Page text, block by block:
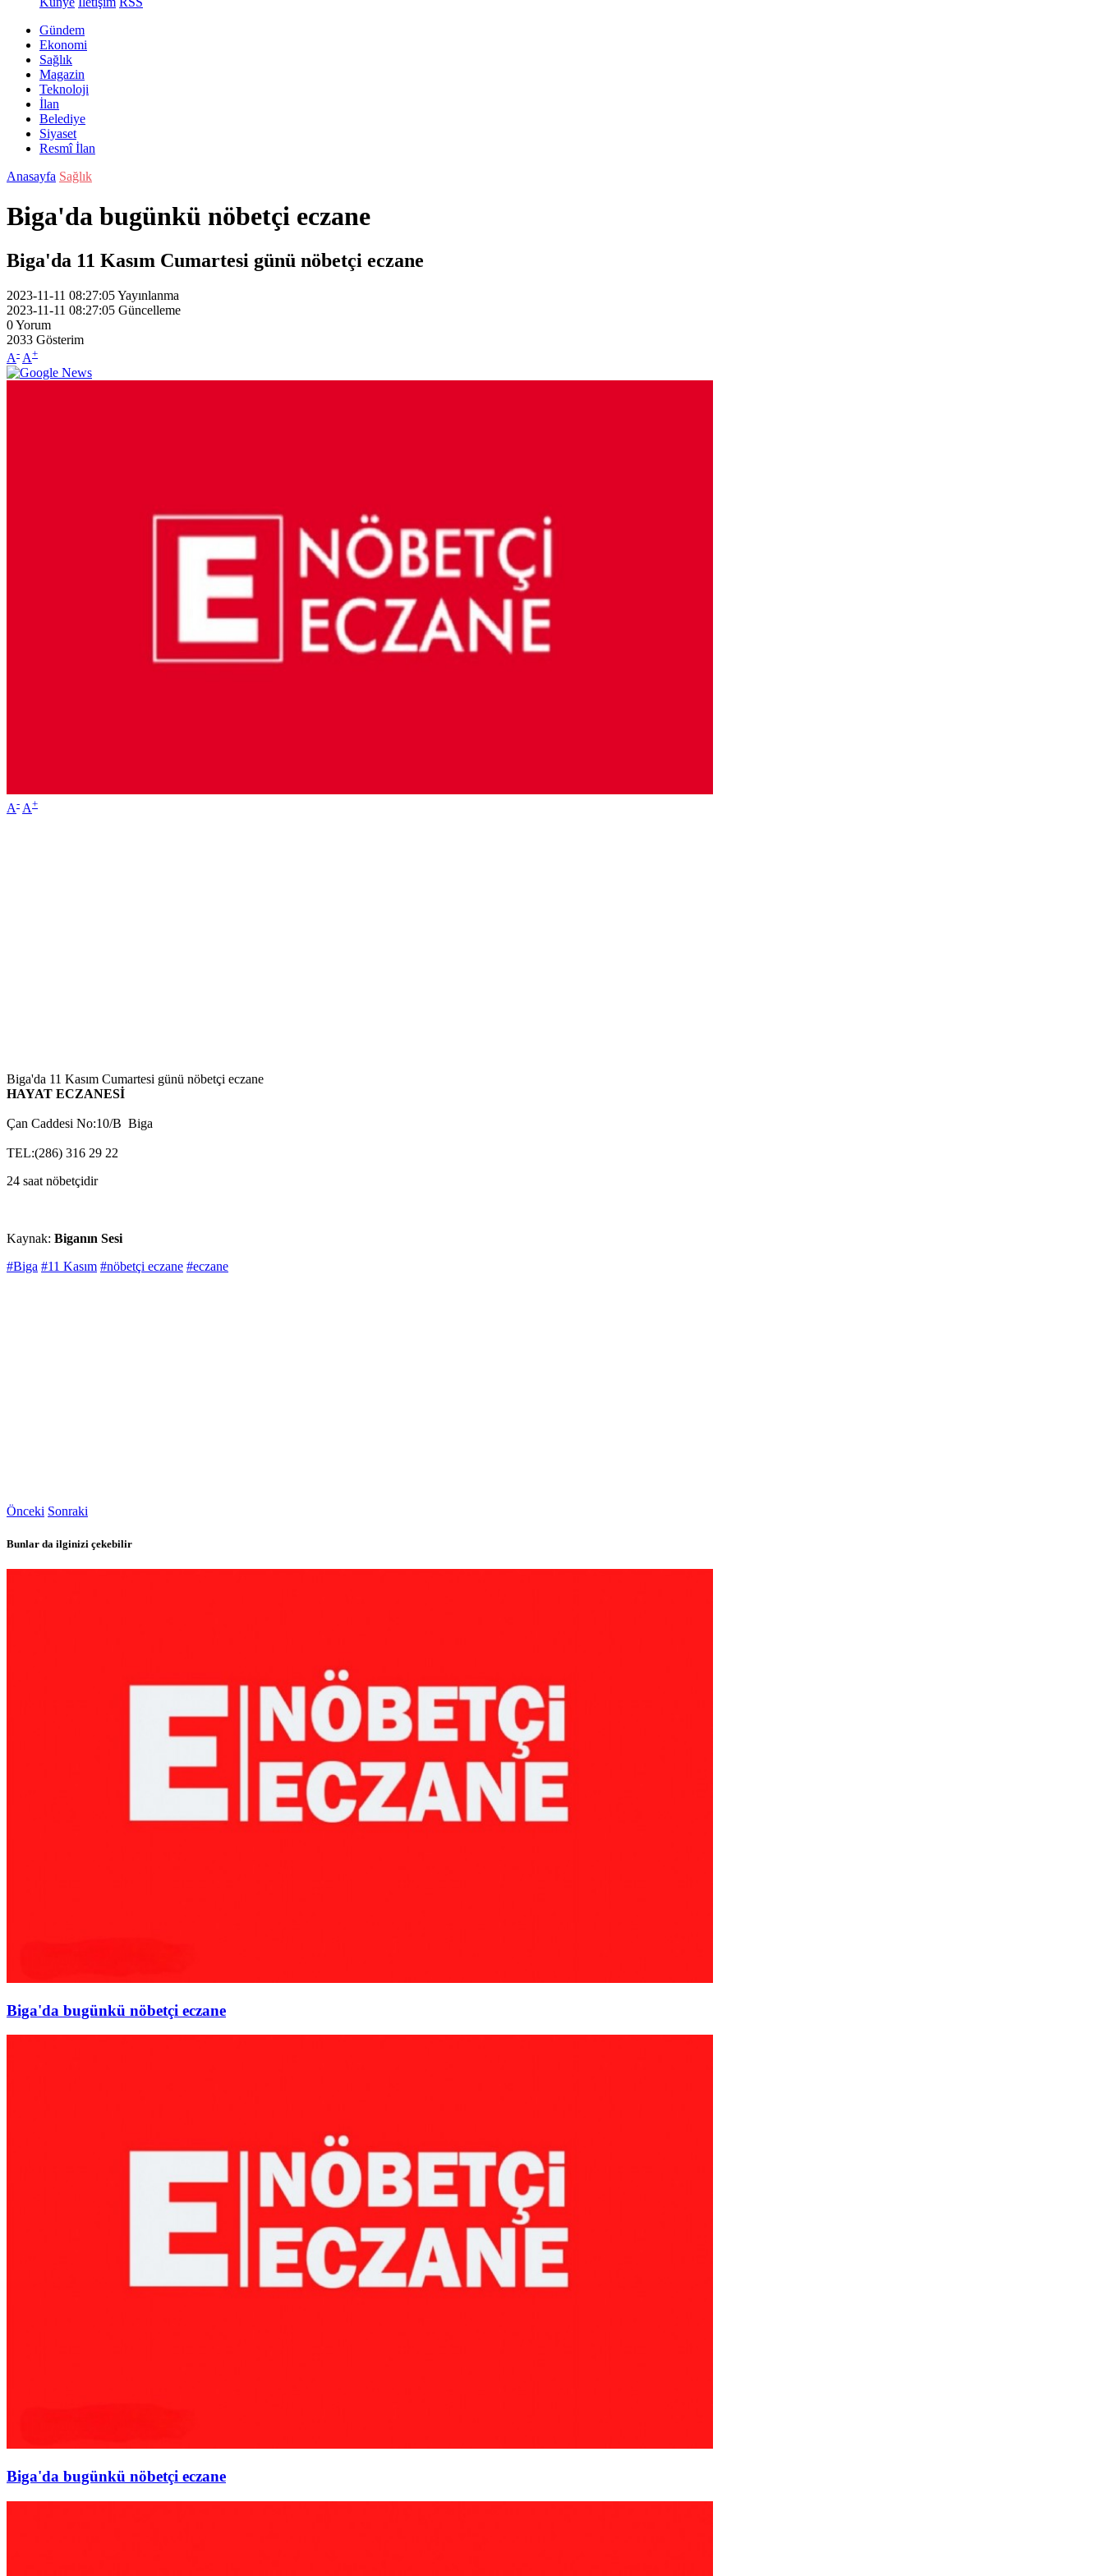
Gündem
Ekonomi
Sağlık
Magazin
Teknoloji
İlan
Belediye
Siyaset
Resmî İlan
Anasayfa Sağlık
Biga'da bugünkü nöbetçi eczane
Biga'da 11 Kasım Cumartesi günü nöbetçi eczane
2023-11-11 08:27:05Yayınlanma
2023-11-11 08:27:05 Güncelleme
0Yorum
2033 Gösterim
A- A+
A- A+
Biga'da 11 Kasım Cumartesi günü nöbetçi eczane
HAYAT ECZANESİ
Çan Caddesi No:10/B Biga
TEL:(286) 316 29 22
24 saat nöbetçidir
Kaynak: Biganın Sesi
#Biga #11 Kasım #nöbetçi eczane #eczane
Önceki Sonraki
Bunlar da ilginizi çekebilir
Biga'da bugünkü nöbetçi eczane
Biga'da bugünkü nöbetçi eczane